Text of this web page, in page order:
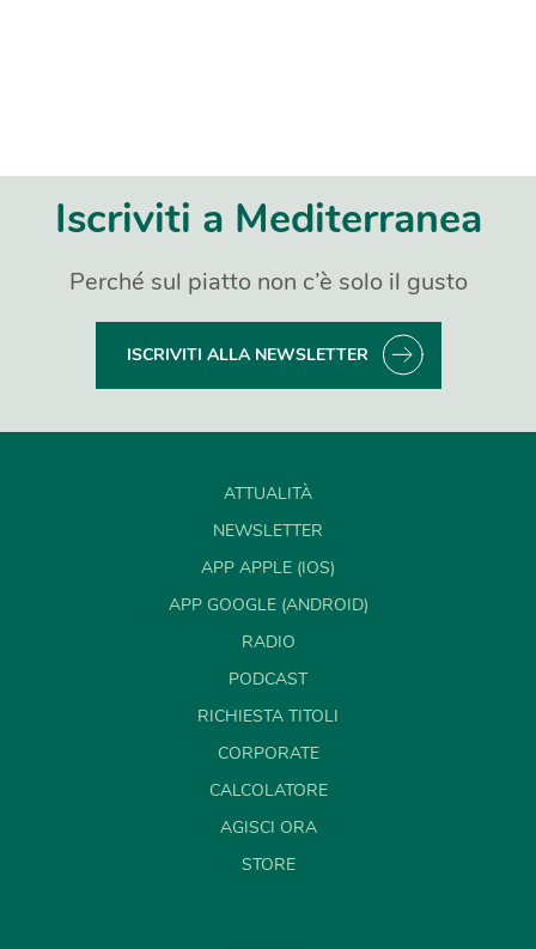
Iscriviti a Mediterranea
Perché sul piatto non c’è solo il gusto
ISCRIVITI ALLA NEWSLETTER
ATTUALITÀ
NEWSLETTER
APP APPLE (IOS)
APP GOOGLE (ANDROID)
RADIO
PODCAST
RICHIESTA TITOLI
CORPORATE
CALCOLATORE
AGISCI ORA
STORE